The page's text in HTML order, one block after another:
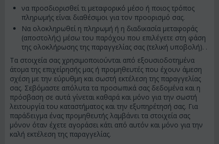
να προσδιορισθεί τι μεταφορικό μέσο ή ποιος τρόπος
πληρωμής είναι διαθέσιμοι για τον προορισμό σας.
Να ολοκληρωθεί η πληρωμή ή η διαδικασία μεταφοράς
(αποστολής) μέσω του παρόχου που επιλέγετε στη φάση
της ολοκλήρωσης της παραγγελίας σας (τελική υποβολή). .
Τα στοιχεία σας χρησιμοποιούνται από εξουσιοδοτημένα
άτομα της επιχείρησής μας ή προμηθευτές που έχουν άμεση
σχέση με την εύρυθμη και σωστή εκτέλεση της παραγγελίας
σας. Σεβόμαστε απόλυτα τα προσωπικά σας δεδομένα και η
πρόσβαση σε αυτά γίνεται καθαρά και μόνο για την σωστή
λειτουργία του καταστήματος και την εξυπηρέτησή σας. Για
παράδειγμα ένας προμηθευτής λαμβάνει τα στοιχεία σας
μόνον όταν έχετε αγοράσει κάτι από αυτόν και μόνο για την
καλή εκτέλεση της παραγγελίας.